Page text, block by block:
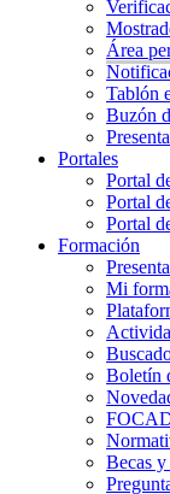
Área
Tablón
Buzón
Portales
Portal
Portal
Portal
Formación
Mi
Boletín
Becas y